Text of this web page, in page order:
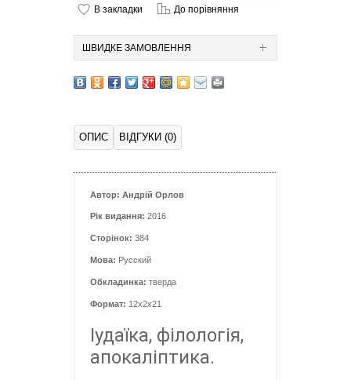
В закладки До порівняння
ШВИДКЕ ЗАМОВЛЕННЯ
ОПИС ВІДГУКИ (0)
Автор: Андрій Орлов
Рік видання: 2016
Сторінок: 384
Мова: Русский
Обкладинка: тверда
Формат: 12x2x21
Іудаїка, філологія,
апокаліптика.